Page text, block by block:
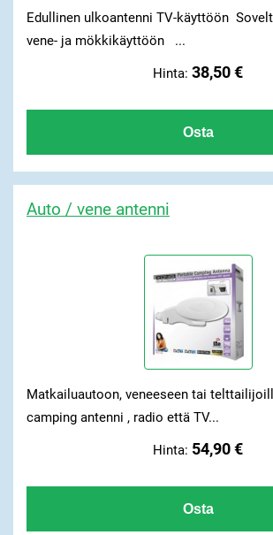
Edullinen ulkoantenni TV-käyttöön
vene- ja mökkikäyttöön ...
Hinta: 38,50 €
Auto / vene antenni
Matkailuautoon, veneeseen tai
camping antenni , radio että TV...
Hinta: 54,90 €